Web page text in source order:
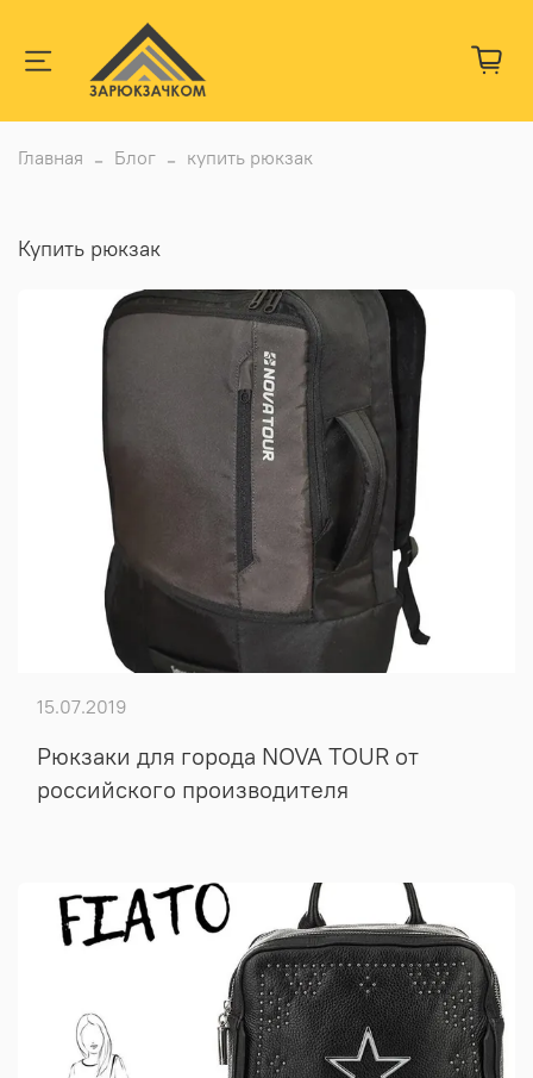
Главная Блог купить рюкзак
купить рюкзак
Рюкзаки для города NOVA TOUR от
российского производителя
15.07.2019